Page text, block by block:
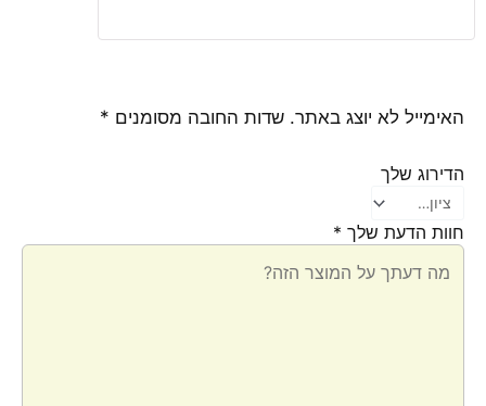
האימייל לא יוצג באתר. שדות החובה מסומנים *
הדירוג שלך
חוות הדעת שלך *